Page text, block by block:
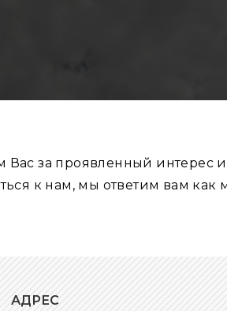
Вас за проявленный интерес
к нам, мы ответим вам как
АДРЕС